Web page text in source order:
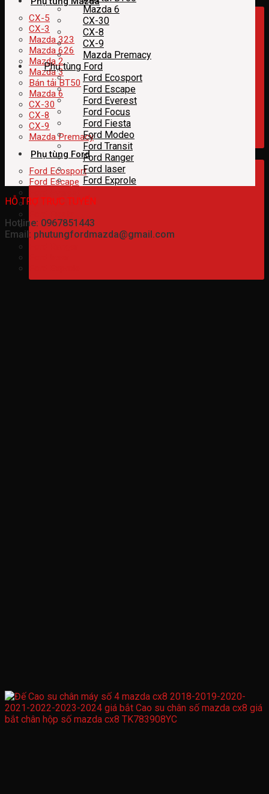
CX-5
CX-3
Mazda 323
Mazda 626
Mazda 2
Mazda 3
Bán tải BT50
Mazda 6
CX-30
CX-8
CX-9
Mazda Premacy
Phụ tùng Ford
Ford Ecosport
Ford Escape
Ford Focus
Ford Modeo
Ford Transit
Mazda 6
CX-30
CX-8
CX-9
Mazda Premacy
Phụ tùng Ford
Ford Ecosport
Ford Escape
Ford Everest
Ford Focus
Ford Fiesta
Ford Modeo
Ford Transit
Ford Ranger
Ford laser
Ford Exprole
HỖ TRỢ TRỰC TUYẾN
Hotline: 0967851443
Email: phutungfordmazda@gmail.com